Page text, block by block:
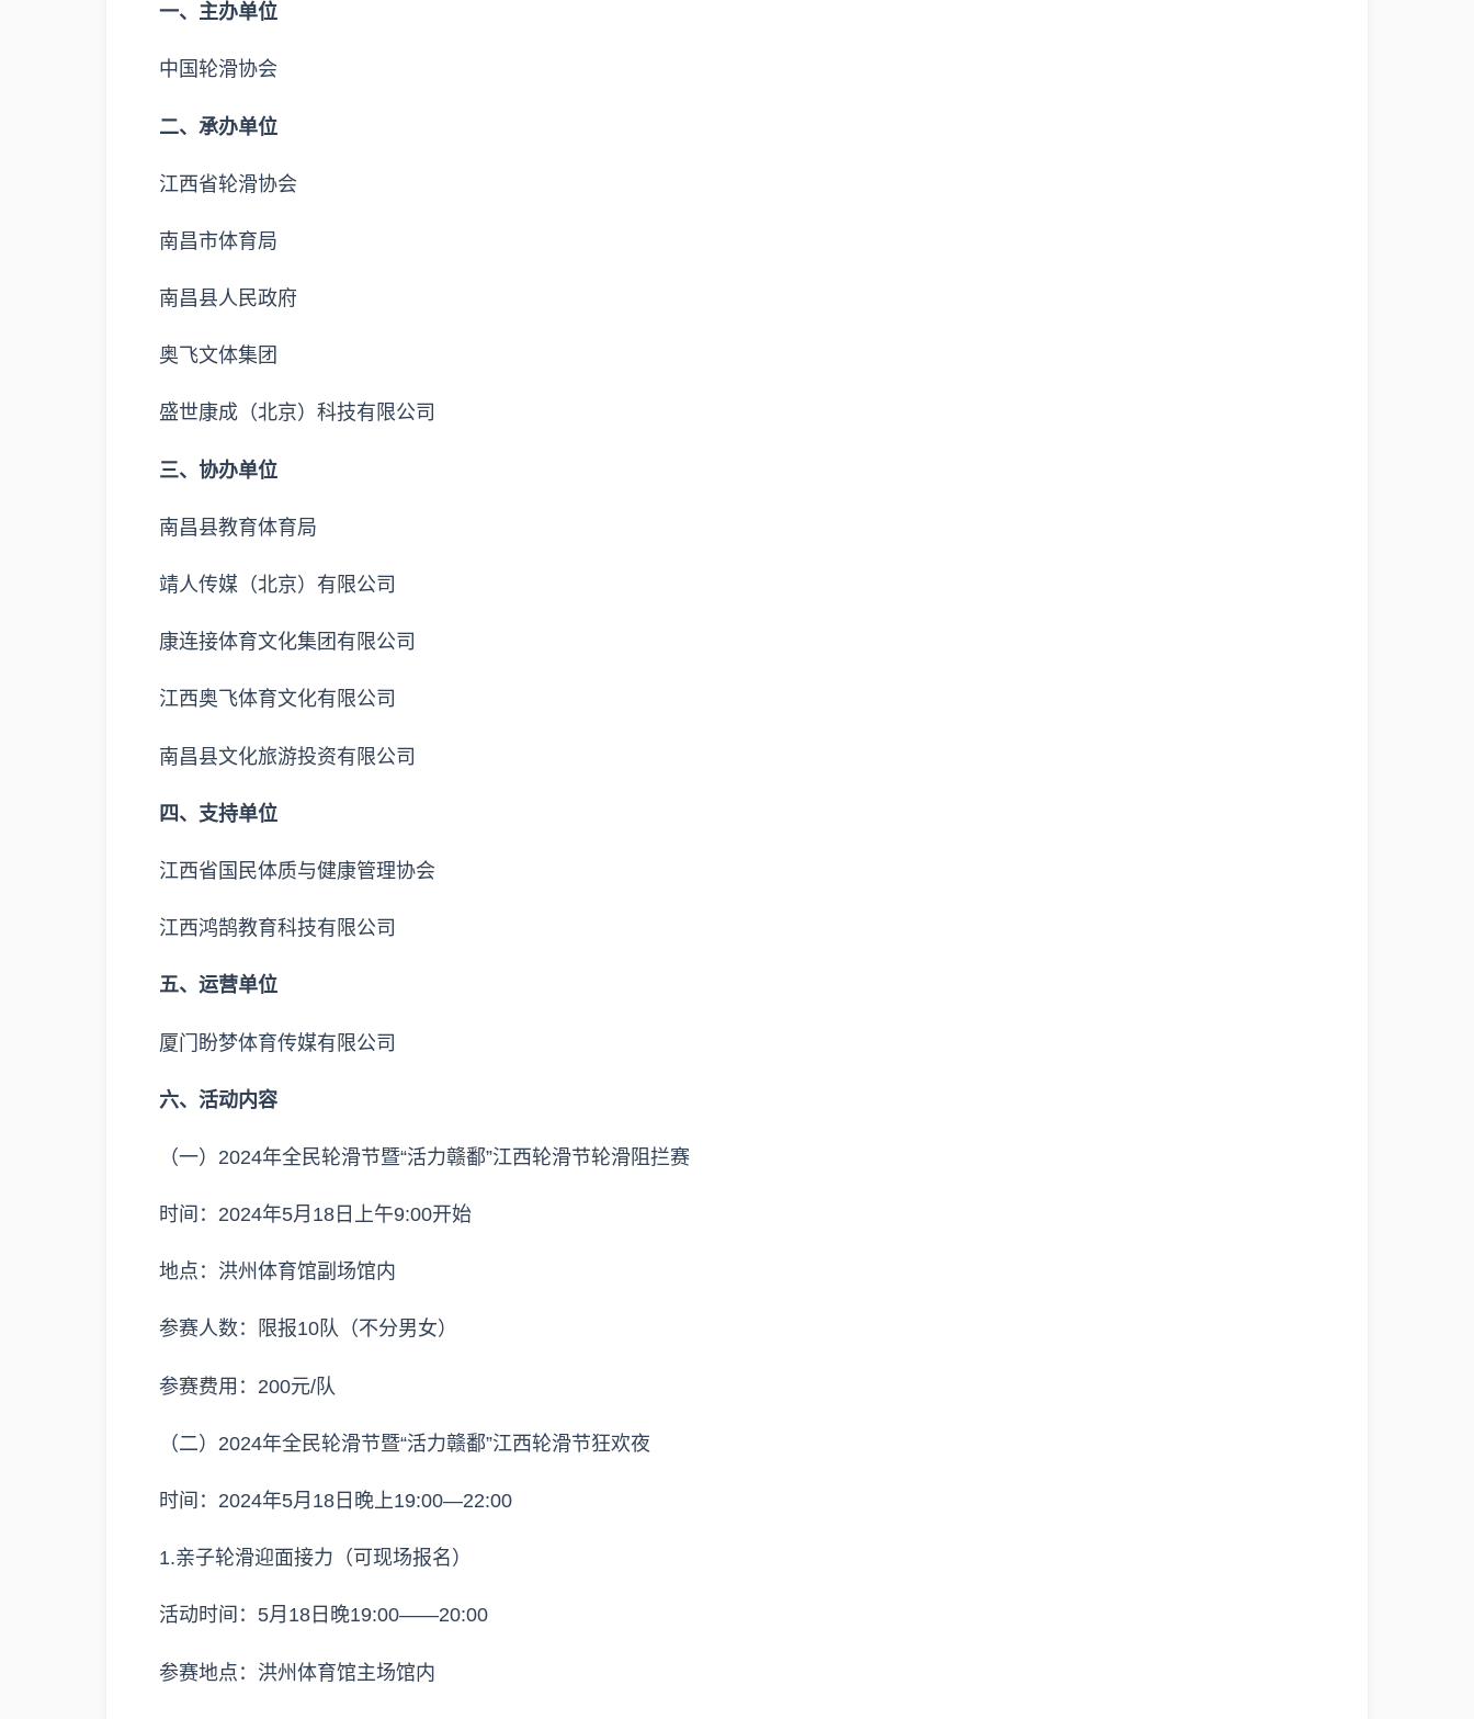
一、主办单位
中国轮滑协会
二、承办单位
江西省轮滑协会
南昌市体育局
南昌县人民政府
奥飞文体集团
盛世康成（北京）科技有限公司
三、协办单位
南昌县教育体育局
靖人传媒（北京）有限公司
康连接体育文化集团有限公司
江西奥飞体育文化有限公司
南昌县文化旅游投资有限公司
四、支持单位
江西省国民体质与健康管理协会
江西鸿鹄教育科技有限公司
五、运营单位
厦门盼梦体育传媒有限公司
六、活动内容
（一）2024年全民轮滑节暨“活力赣鄱”江西轮滑节轮滑阻拦赛
时间：2024年5月18日上午9:00开始
地点：洪州体育馆副场馆内
参赛人数：限报10队（不分男女）
参赛费用：200元/队
（二）2024年全民轮滑节暨“活力赣鄱”江西轮滑节狂欢夜
时间：2024年5月18日晚上19:00—22:00
1.亲子轮滑迎面接力（可现场报名）
活动时间：5月18日晚19:00——20:00
参赛地点：洪州体育馆主场馆内